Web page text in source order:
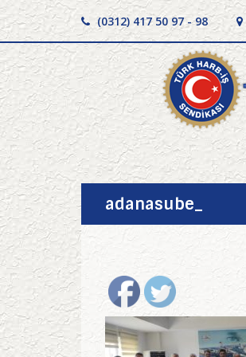
(0312) 417 50 97 - 98
adanasube_